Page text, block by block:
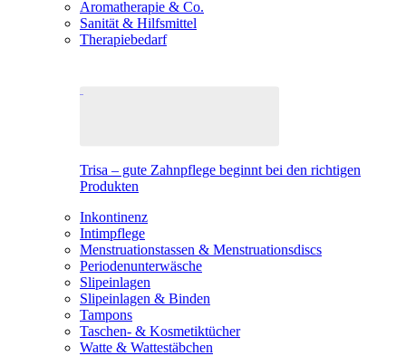
Aromatherapie & Co.
Sanität & Hilfsmittel
Therapiebedarf
Trisa – gute Zahnpflege beginnt bei den richtigen
Produkten
Inkontinenz
Intimpflege
Menstruationstassen & Menstruationsdiscs
Periodenunterwäsche
Slipeinlagen
Slipeinlagen & Binden
Tampons
Taschen- & Kosmetiktücher
Watte & Wattestäbchen